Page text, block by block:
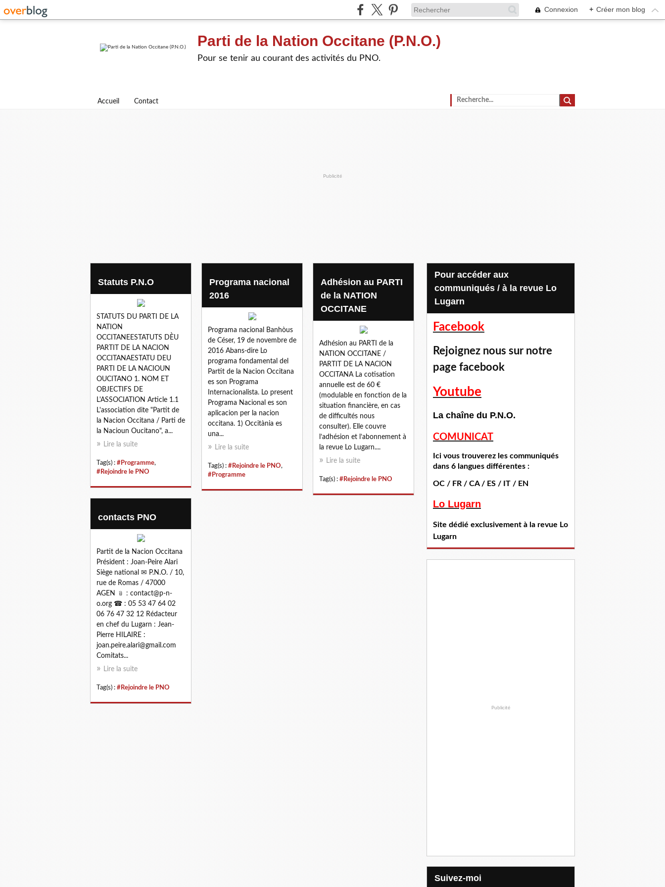
Connexion + Créer mon blog
Parti de la Nation Occitane (P.N.O.)
Pour se tenir au courant des activités du PNO.
Accueil Contact
Publicité
rejoindre le pno
Statuts P.N.O
STATUTS DU PARTI DE LA
NATION
OCCITANEESTATUTS DÈU
PARTIT DE LA NACION
OCCITANAESTATU DEU
PARTI DE LA NACIOUN
OUCITANO 1. NOM ET
OBJECTIFS DE
L'ASSOCIATION Article 1.1
L'association dite "Partit de
la Nacion Occitana / Parti de
la Nacioun Oucitano", a...
Lire la suite
Tag(s) : #Programme,
#Rejoindre le PNO
Programa nacional
2016
Programa nacional Banhòus
de Céser, 19 de novembre de
2016 Abans-dire Lo
programa fondamental del
Partit de la Nacion Occitana
es son Programa
Internacionalista. Lo present
Programa Nacional es son
aplicacion per la nacion
occitana. 1) Occitània es
una...
Lire la suite
Tag(s) : #Rejoindre le PNO,
#Programme
Adhésion au PARTI
de la NATION
OCCITANE
Adhésion au PARTI de la
NATION OCCITANE /
PARTIT DE LA NACION
OCCITANA La cotisation
annuelle est de 60 €
(modulable en fonction de la
situation financière, en cas
de difficultés nous
consulter). Elle couvre
l’adhésion et l’abonnement à
la revue Lo Lugarn....
Lire la suite
Tag(s) : #Rejoindre le PNO
contacts PNO
Partit de la Nacion Occitana
Président : Joan-Peire Alari
Siège national ✉ P.N.O. / 10,
rue de Romas / 47000
AGEN ﹫ : contact@p-n-
o.org ☎ : 05 53 47 64 02
06 76 47 32 12 Rédacteur
en chef du Lugarn : Jean-
Pierre HILAIRE :
joan.peire.alari@gmail.com
Comitats...
Lire la suite
Tag(s) : #Rejoindre le PNO
Pour accéder aux
communiqués / à la revue Lo
Lugarn
Facebook
Rejoignez nous sur notre
page facebook
Youtube
La chaîne du P.N.O.
COMUNICAT
Ici vous trouverez les communiqués
dans 6 langues différentes :
OC / FR / CA / ES / IT / EN
Lo Lugarn
Site dédié exclusivement à la revue Lo
Lugarn
Publicité
Suivez-moi